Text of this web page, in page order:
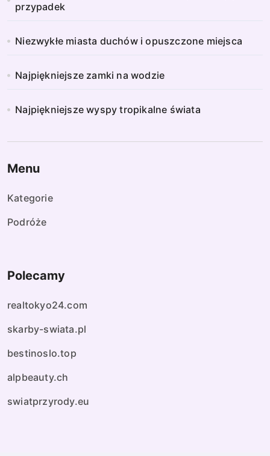
przypadek
Niezwykłe miasta duchów i opuszczone miejsca
Najpiękniejsze zamki na wodzie
Najpiękniejsze wyspy tropikalne świata
Menu
Kategorie
Podróże
Polecamy
realtokyo24.com
skarby-swiata.pl
bestinoslo.top
alpbeauty.ch
swiatprzyrody.eu